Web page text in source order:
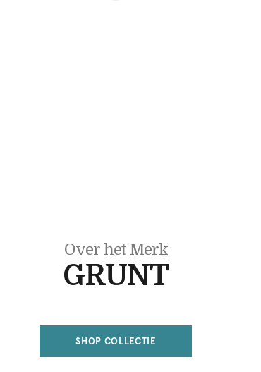
Over het Merk
GRUNT
SHOP COLLECTIE